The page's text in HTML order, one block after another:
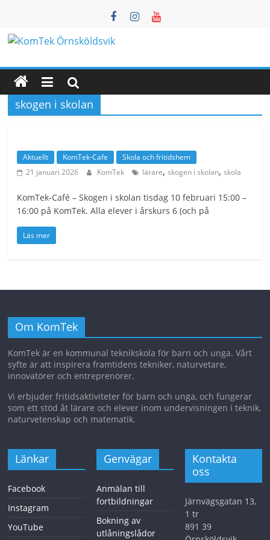
innehåll
KomTek
Örnsköldsvik
Teknikinspiration
och
unga
skogen i skolan
Aktuellt KomTek-Cafe
Skola och fritidshem
21 januari 2026
KomTek lärare,skogen i skolan,skola
KomTek-Café – Skogen i skolan tisdag 10 februari 15:00 –
16:00 på KomTek. Alla elever i årskurs 6 (och på
Läs mer
Om KomTek
KomTek är en kommunal teknikskola för barn och unga. Vårt
syfte är att inspirera framtidens tekniker, naturvetare,
innovatörer och entreprenörer.
Vi erbjuder fritidsaktiviteter för barn och unga, och fungerar
som ett stöd åt lärare och elever inom undervisningen i teknik,
naturvetenskap och matematik.
Länkar
Facebook
Instagram
YouTube
Genvägar
Anmälan till
fortbildningar
Bokning av
utlåningslådor
Kontakta
oss
Järnvägsgatan 13,
1 tr
891 39